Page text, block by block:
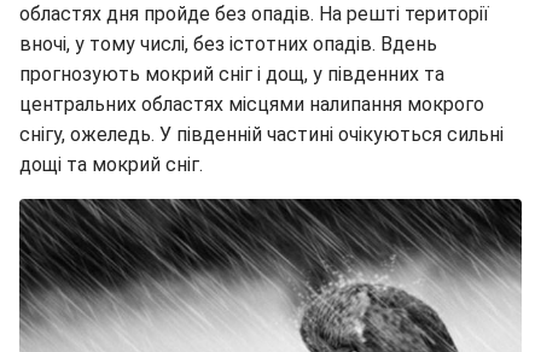
областях дня пройде без опадів. На решті території
вночі, у тому числі, без істотних опадів. Вдень
прогнозують мокрий сніг і дощ, у південних та
центральних областях місцями налипання мокрого
снігу, ожеледь. У південній частині очікуються сильні
дощі та мокрий сніг.